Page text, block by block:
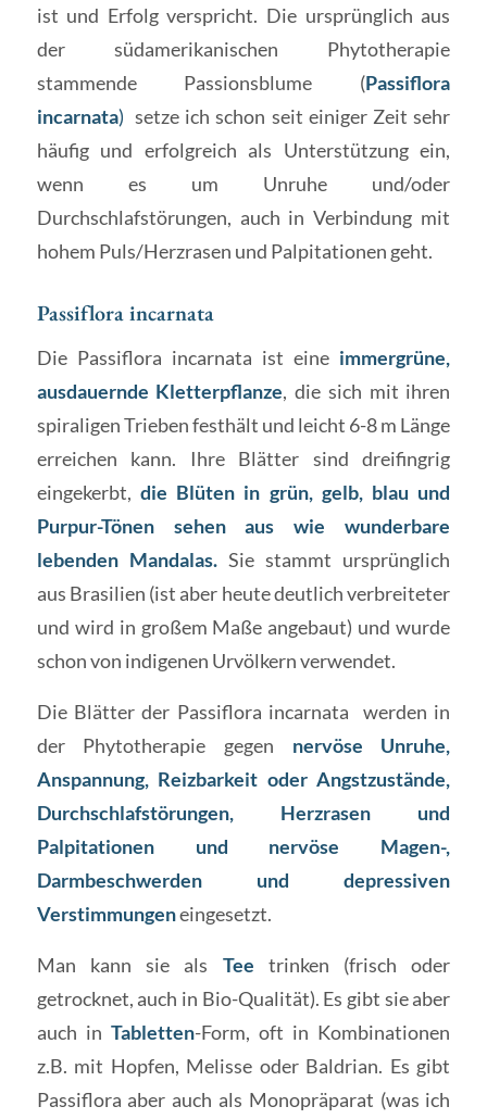
ist und Erfolg verspricht. Die ursprünglich aus
der südamerikanischen Phytotherapie
stammende Passionsblume (Passiflora
incarnata) setze ich schon seit einiger Zeit sehr
häufig und erfolgreich als Unterstützung ein,
wenn es um Unruhe und/oder
Durchschlafstörungen, auch in Verbindung mit
hohem Puls/Herzrasen und Palpitationen geht.
Passiflora incarnata
Die Passiflora incarnata ist eine immergrüne,
ausdauernde Kletterpflanze, die sich mit ihren
spiraligen Trieben festhält und leicht 6-8 m Länge
erreichen kann. Ihre Blätter sind dreifingrig
eingekerbt, die Blüten in grün, gelb, blau und
Purpur-Tönen sehen aus wie wunderbare
lebenden Mandalas.Sie stammt ursprünglich
aus Brasilien (ist aber heute deutlich verbreiteter
und wird in großem Maße angebaut) und wurde
schon von indigenen Urvölkern verwendet.
Die Blätter der Passiflora incarnata werden in
der Phytotherapie gegen nervöse Unruhe,
Anspannung, Reizbarkeit oder Angstzustände,
Durchschlafstörungen, Herzrasen und
Palpitationen und nervöse Magen-,
Darmbeschwerden und depressiven
Verstimmungeneingesetzt.
Man kann sie als Tee trinken (frisch oder
getrocknet, auch in Bio-Qualität). Es gibt sie aber
auch in Tabletten-Form, oft in Kombinationen
z.B. mit Hopfen, Melisse oder Baldrian. Es gibt
Passiflora aber auch als Monopräparat (was ich